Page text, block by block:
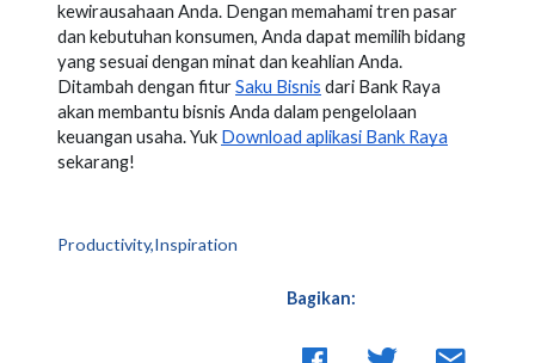
kewirausahaan Anda. Dengan memahami tren pasar
dan kebutuhan konsumen, Anda dapat memilih bidang
yang sesuai dengan minat dan keahlian Anda.
Ditambah dengan fiturSaku Bisnis dari Bank Raya
akan membantu bisnis Anda dalam pengelolaan
keuangan usaha. Yuk Download aplikasi Bank Raya
sekarang!
Productivity,Inspiration
Bagikan: